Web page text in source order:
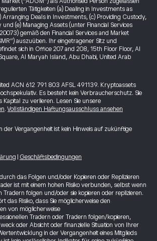
Tätigkeiten (a) Dealing in Investments as
Arranging Deals in Investments, (c) Providing Custody,
(e) Managing Assets (unter Financial Services
gemäß den Financial Services and Market
auszuüben. Ihr eingetragener Sitz und
sich in Office 207 and 208, 15th Floor Floor, Al
Al Maryah Island, Abu Dhabi, United Arab
ACN 612 791 803 AFSL 491139. Kryptoassets
Es besteht kein Verbraucherschutz. Sie
Kapital zu verlieren. Lesen Sie unsere
.Vollständigen Haftungsausschluss ansehen
der Vergangenheit ist kein Hinweis auf zukünftige
Geschäftsbedingungen
das Folgen und/oder Kopieren oder Replizieren
ist mit einem hohen Risiko verbunden, selbst wenn
Tradern folgen und/oder sie kopieren oder replizieren.
das Risiko, dass Sie möglicherweise den
von möglicherweise
Tradern oder Tradern folgen/kopieren,
oder Absicht oder finanzielle Situation von Ihrer
in der Vergangenheit eines Mitglieds